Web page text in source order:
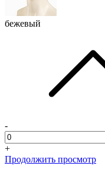
бежевый
-
+
Продолжить просмотр